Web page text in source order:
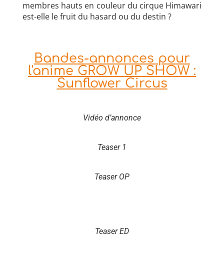
membres hauts en couleur du cirque Himawari
est-elle le fruit du hasard ou du destin ?
Bandes-annonces pour
l'anime GROW UP SHOW :
Sunflower Circus
Vidéo d’annonce
Teaser 1
Teaser OP
Teaser ED